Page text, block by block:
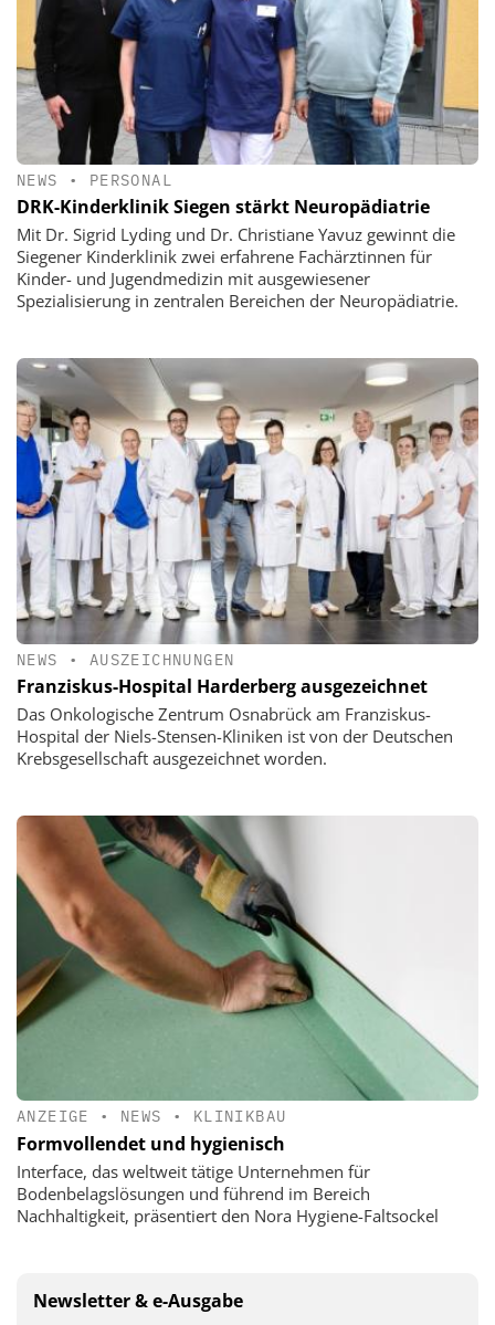
NEWS • PERSONAL
DRK-Kinderklinik Siegen stärkt Neuropädiatrie
Mit Dr. Sigrid Lyding und Dr. Christiane Yavuz gewinnt die
Siegener Kinderklinik zwei erfahrene Fachärztinnen für
Kinder- und Jugendmedizin mit ausgewiesener
Spezialisierung in zentralen Bereichen der Neuropädiatrie.
NEWS • AUSZEICHNUNGEN
Franziskus-Hospital Harderberg ausgezeichnet
Das Onkologische Zentrum Osnabrück am Franziskus-
Hospital der Niels-Stensen-Kliniken ist von der Deutschen
Krebsgesellschaft ausgezeichnet worden.
ANZEIGE • NEWS • KLINIKBAU
Formvollendet und hygienisch
Interface, das weltweit tätige Unternehmen für
Bodenbelagslösungen und führend im Bereich
Nachhaltigkeit, präsentiert den Nora Hygiene-Faltsockel
Newsletter & e-Ausgabe